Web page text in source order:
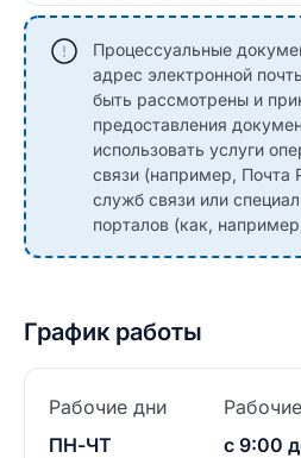
Процессуальные
адрес электронной
быть рассмотрены и
предоставления
использовать услуги
связи (например, Почта
служб связи или
порталов (как,
График работы
Рабочие дни
ПН-ЧТ
с 9:00